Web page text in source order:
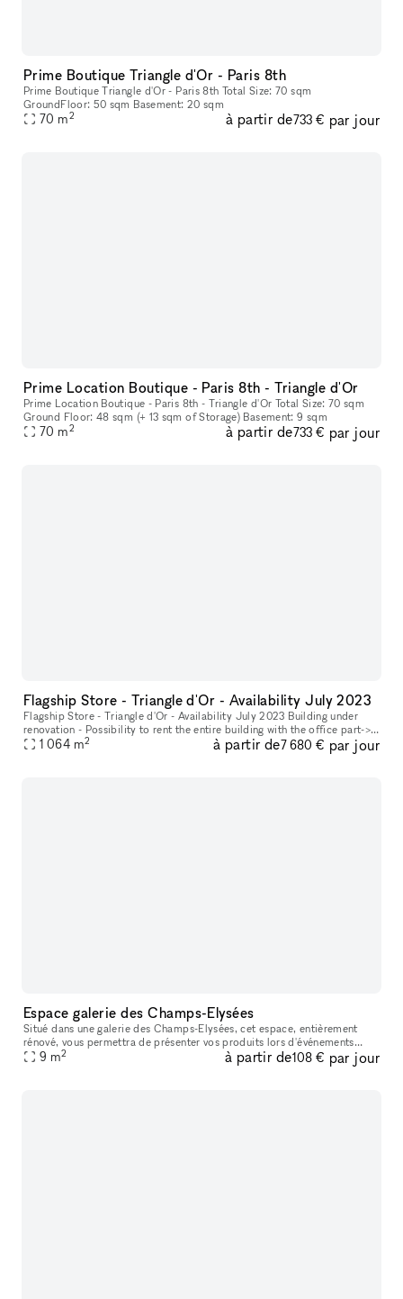
Prime Boutique Triangle d'Or - Paris 8th
Prime Boutique Triangle d'Or - Paris 8th Total Size: 70 sqm
GroundFloor: 50 sqm Basement: 20 sqm
70 m2 à partir de733 € par jour
Prime Location Boutique - Paris 8th - Triangle d'Or
Prime Location Boutique - Paris 8th - Triangle d'Or Total Size: 70 sqm
Ground Floor: 48 sqm (+ 13 sqm of Storage) Basement: 9 sqm
70 m2 à partir de733 € par jour
Flagship Store - Triangle d'Or - Availability July 2023
Flagship Store - Triangle d'Or - Availability July 2023 Building under
renovation - Possibility to rent the entire building with the office part->
2,100 sqm Boutique Total Size: 1,064 sqm (cannot be
1 064 m2 à partir de7 680 € par jour
Espace galerie des Champs-Elysées
Situé dans une galerie des Champs-Elysées, cet espace, entièrement
rénové, vous permettra de présenter vos produits lors d'événements
éphémères ou de ventes privées. Accès directement dans la galerie
9 m2 à partir de108 € par jour